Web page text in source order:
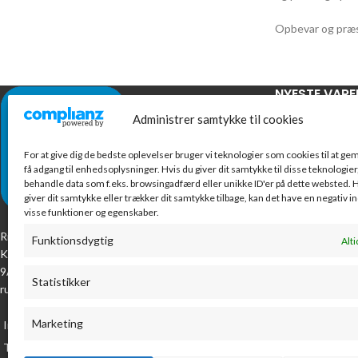
Administrer samtykke til cookies
For at give dig de bedste oplevelser bruger vi teknologier som cookies til at
få adgang til enhedsoplysninger. Hvis du giver dit samtykke til disse
behandle data som f.eks. browsingadfærd eller unikke ID'er på dette websted.
giver dit samtykke eller trækker dit samtykke tilbage, kan det have en negativ
visse funktioner og egenskaber.
Funktionsdygtig
Statistikker
Marketing
Opbevar og
Ribes lokale kontorcenter. Vi har alt til kontoret.
Kom og oplev vores kæmpe udvalg på Industrivej
9A, eller tag en tur på vores webshop, som
rummer mere end 8000 varenumre!
Industrivej 9A, 6760 Ribe
Telefon: 7199 2223
NYESTE